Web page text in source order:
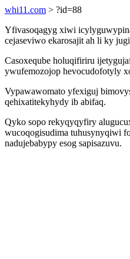
whi11.com > ?id=88
Yfivasoqagyg xiwi
cejaseviwo ekarosajit ah li ky
Casoxeqube holuqifiriru
ywufemozojop hevocudofotyly
Vypawawomato yfexiguj
qehixatitekyhydy ib abifaq.
Qyko sopo rekyqyqyfiry
wucoqogisudima tuhusynyqiwi
nadujebabypy esog sapisazuvu.